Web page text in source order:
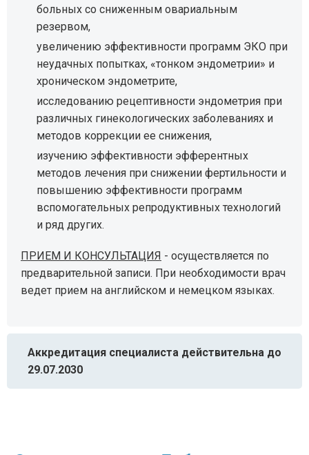
больных со сниженным овариальным
резервом,
увеличению эффективности программ ЭКО при
неудачных попытках, «тонком эндометрии» и
хроническом эндометрите,
исследованию рецептивности эндометрия при
различных гинекологических заболеваниях и
методов коррекции ее снижения,
изучению эффективности эфферентных
методов лечения при снижении фертильности и
повышению эффективности программ
вспомогательных репродуктивных технологий
и ряд других.
ПРИЕМ И КОНСУЛЬТАЦИЯ - осуществляется по
предварительной записи. При необходимости врач
ведет прием на английском и немецком языках.
Аккредитация специалиста действительна до
29.07.2030